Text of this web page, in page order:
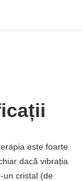
este foarte
dacă vibrația
un cristal (de